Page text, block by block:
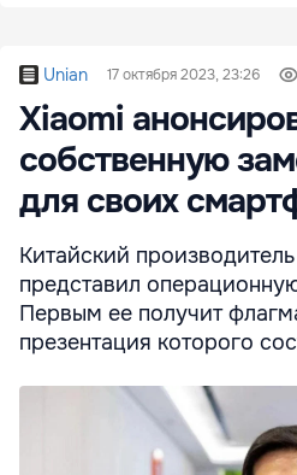
Unian 17 октября 2023, 23:26
Xiaomi
собственную
для своих
Китайский
представил
Первым ее получит
презентация которого